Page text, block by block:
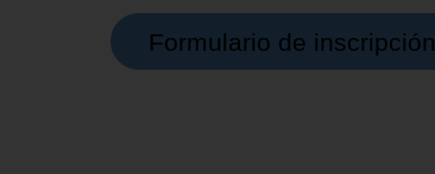
Formulario de inscripción